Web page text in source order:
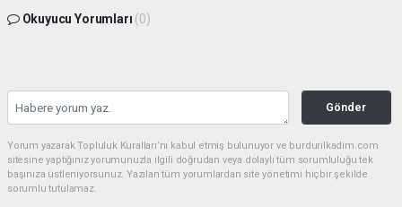
Okuyucu Yorumları (0)
Gönder
Yorum yazarak Topluluk Kuralları’nı kabul etmiş bulunuyor ve burdurilkadim.com
sitesine yaptığınız yorumunuzla ilgili doğrudan veya dolaylı tüm sorumluluğu tek
başınıza üstleniyorsunuz. Yazılan tüm yorumlardan site yönetimi hiçbir şekilde
sorumlu tutulamaz.